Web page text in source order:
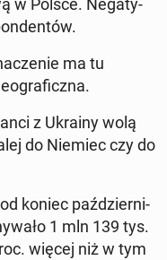
w Polsce. Negaty­
ma tu
z Ukrainy wolą
do Niemiec czy do
koniec październi­
1 mln 139 tys.
więcej niż w tym